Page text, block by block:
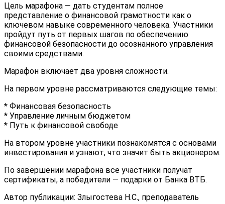
Цель марафона — дать студентам полное
представление о финансовой грамотности как о
ключевом навыке современного человека. Участники
пройдут путь от первых шагов по обеспечению
финансовой безопасности до осознанного управления
своими средствами.
Марафон включает два уровня сложности.
На первом уровне рассматриваются следующие темы:
* Финансовая безопасность
* Управление личным бюджетом
* Путь к финансовой свободе
На втором уровне участники познакомятся с основами
инвестирования и узнают, что значит быть акционером.
По завершении марафона все участники получат
сертификаты, а победители — подарки от Банка ВТБ.
Автор публикации: Злыгостева Н.С., преподаватель